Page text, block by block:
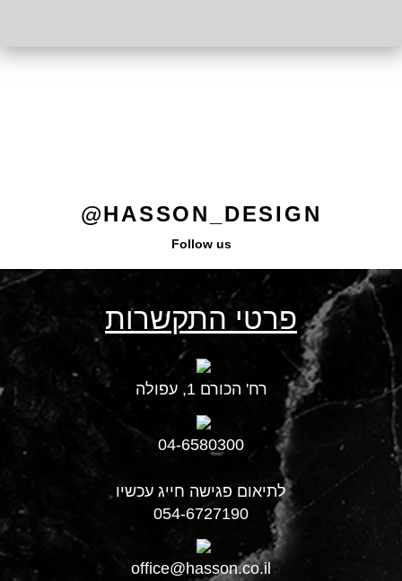
HASSON_DESIGN@
Follow us
פרטי התקשרות
רח' הכורם 1, עפולה
04-6580300
לתיאום פגישה חייג עכשיו
054-6727190
office@hasson.co.il